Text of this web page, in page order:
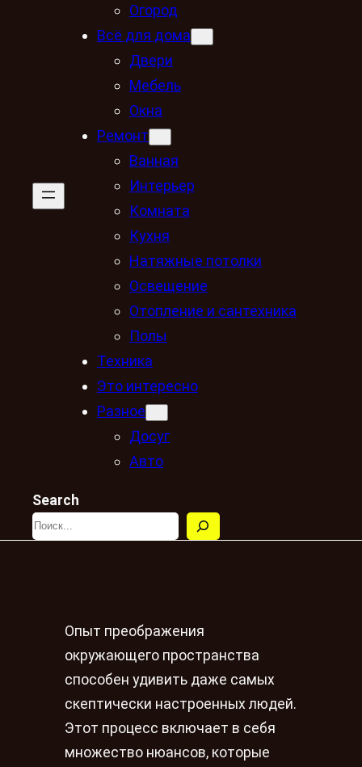
Огород
Всё для дома
Двери
Мебель
Окна
Ремонт
Ванная
Интерьер
Комната
Кухня
Натяжные потолки
Освещение
Отопление и сантехника
Полы
Техника
Это интересно
Разное
Досуг
Авто
Search
Опыт преображения
окружающего пространства
способен удивить даже самых
скептически настроенных людей.
Этот процесс включает в себя
множество нюансов, которые